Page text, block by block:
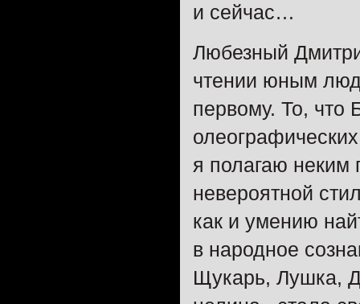
и сейчас…
Любезный
чтении юным
первому. То, что
я полагаю неким
невероятной
как и умению
в народное
Щукарь, Лушка,